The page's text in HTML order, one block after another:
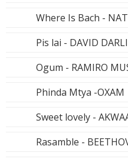
Where Is Bach -
Pis lai - DAVID
Ogum - RAMIRO
Phinda Mtya -OXAM
Sweet lovely -
Rasamble -